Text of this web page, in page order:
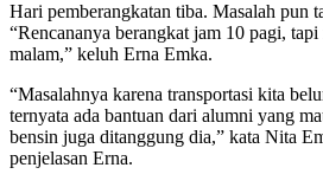
Hari pemberangkatan tiba. Masalah pun
“Rencananya berangkat jam 10 pagi,
malam,” keluh Erna Emka.
“Masalahnya karena transportasi kita
ternyata ada bantuan dari alumni yang
bensin juga ditanggung dia,” kata Nita
penjelasan Erna.